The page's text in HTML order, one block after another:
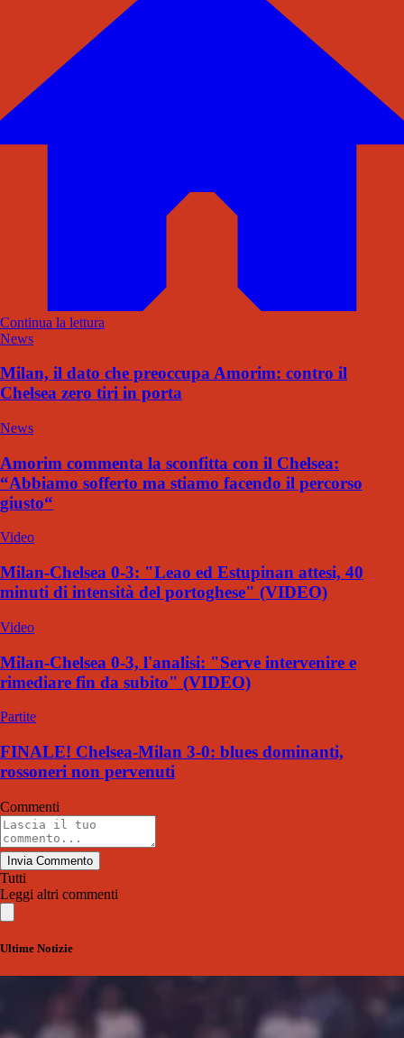
Continua la lettura
News
Milan, il dato che preoccupa Amorim: contro il
Chelsea zero tiri in porta
News
Amorim commenta la sconfitta con il Chelsea:
“Abbiamo sofferto ma stiamo facendo il percorso
giusto“
Video
Milan-Chelsea 0-3: "Leao ed Estupinan attesi, 40
minuti di intensità del portoghese" (VIDEO)
Video
Milan-Chelsea 0-3, l'analisi: "Serve intervenire e
rimediare fin da subito" (VIDEO)
Partite
FINALE! Chelsea-Milan 3-0: blues dominanti,
rossoneri non pervenuti
Commenti
Invia Commento
Tutti
Leggi altri commenti
Ultime Notizie